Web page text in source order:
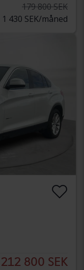
179 800 SEK
1 430 SEK/måned
212 800 SEK